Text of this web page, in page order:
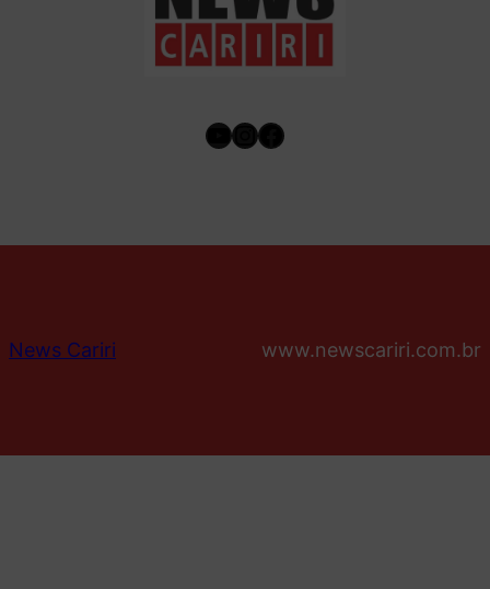
Youtube
Instagram
Facebook
News Cariri www.newscariri.com.br